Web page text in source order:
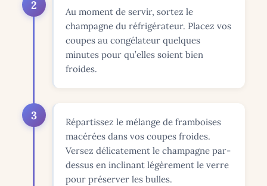
2
Au moment de servir, sortez le
champagne du réfrigérateur. Placez vos
coupes au congélateur quelques
minutes pour qu’elles soient bien
froides.
3
Répartissez le mélange de framboises
macérées dans vos coupes froides.
Versez délicatement le champagne par-
dessus en inclinant légèrement le verre
pour préserver les bulles.